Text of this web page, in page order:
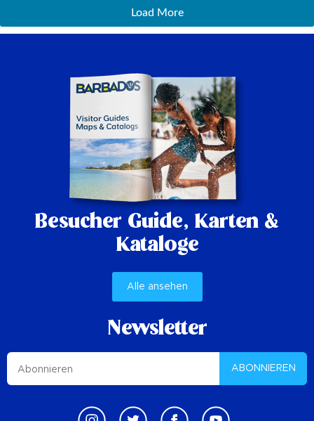
Load More
Besucher Guide, Karten &
Kataloge
Alle ansehen
Newsletter
ABONNIEREN